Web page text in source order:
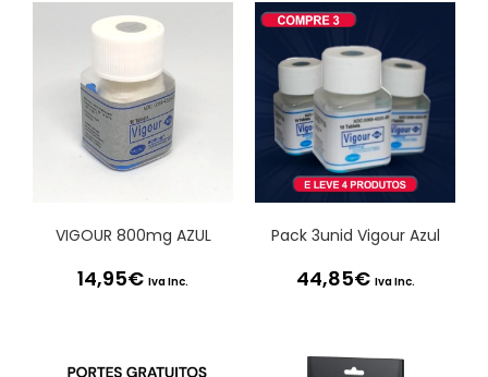
VIGOUR 800mg AZUL
14,95€ Iva Inc.
Pack 3unid Vigour Azul
44,85€ Iva Inc.